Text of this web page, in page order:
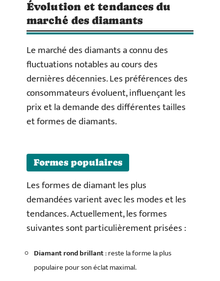
Évolution et tendances du
marché des diamants
Le marché des diamants a connu des
fluctuations notables au cours des
dernières décennies. Les préférences des
consommateurs évoluent, influençant les
prix et la demande des différentes tailles
et formes de diamants.
Formes populaires
Les formes de diamant les plus
demandées varient avec les modes et les
tendances. Actuellement, les formes
suivantes sont particulièrement prisées :
Diamant rond brillant: reste la forme la plus
populaire pour son éclat maximal.